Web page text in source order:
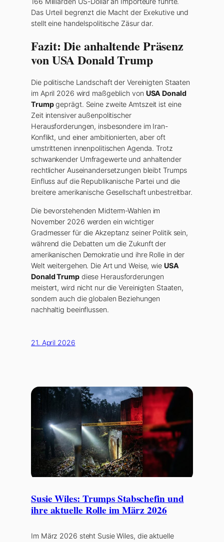
Das Urteil begrenzt die Macht der Exekutive und
stellt eine handelspolitische Zäsur dar.
Fazit: Die anhaltende Präsenz
von USA Donald Trump
Die politische Landschaft der Vereinigten Staaten
im April 2026 wird maßgeblich von USA Donald
Trumpgeprägt. Seine zweite Amtszeit ist eine
Zeit intensiver außenpolitischer
Herausforderungen, insbesondere im Iran-
Konflikt, und einer ambitionierten, aber oft
umstrittenen innenpolitischen Agenda. Trotz
schwankender Umfragewerte und anhaltender
rechtlicher Auseinandersetzungen bleibt Trumps
Einfluss auf die Republikanische Partei und die
breitere amerikanische Gesellschaft unbestreitbar.
Die bevorstehenden Midterm-Wahlen im
November 2026 werden ein wichtiger
Gradmesser für die Akzeptanz seiner Politik sein,
während die Debatten um die Zukunft der
amerikanischen Demokratie und ihre Rolle in der
Welt weitergehen. Die Art und Weise, wie USA
Donald Trumpdiese Herausforderungen
meistert, wird nicht nur die Vereinigten Staaten,
sondern auch die globalen Beziehungen
nachhaltig beeinflussen.
21. April 2026
Susie Wiles: Trumps Stabschefin und
ihre aktuelle Rolle im März 2026
Im März 2026 steht Susie Wiles, die aktuelle